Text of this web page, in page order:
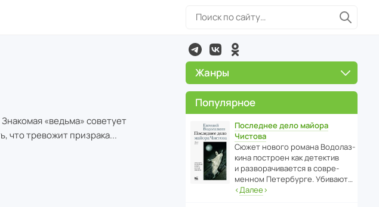
«ведьма» советует
что тревожит призрака...
Жанры
Популярное
Последнее дело майора
Чистова
Сюжет нового романа Водо­ла­з­
кина пост­роен как дете­ктив
и разво­ра­чи­ва­ется в совре­
менном Пете­р­бурге. Убивают…
‹Далее›